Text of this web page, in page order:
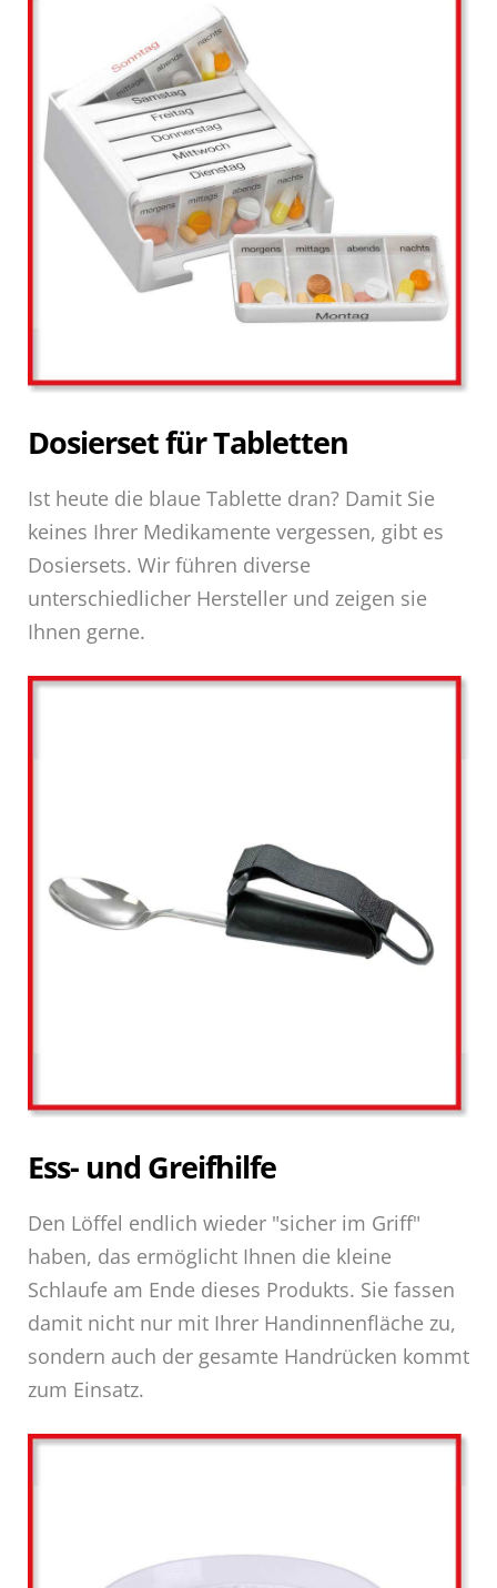
Dosierset für Tabletten
Ist heute die blaue Tablette dran? Damit Sie
keines Ihrer Medikamente vergessen, gibt es
Dosiersets. Wir führen diverse
unterschiedlicher Hersteller und zeigen sie
Ihnen gerne.
Ess- und Greifhilfe
Den Löffel endlich wieder "sicher im Griff"
haben, das ermöglicht Ihnen die kleine
Schlaufe am Ende dieses Produkts. Sie fassen
damit nicht nur mit Ihrer Handinnenfläche zu,
sondern auch der gesamte Handrücken kommt
zum Einsatz.